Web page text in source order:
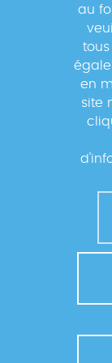
En
traitées par la
informations
événements
lire
au
tous
en
site